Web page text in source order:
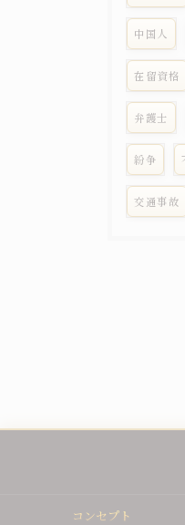
中国人
在留資格
弁護士
紛争
交通事故
コンセプト